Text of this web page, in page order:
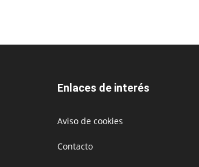
Enlaces de interés
Aviso de cookies
Contacto